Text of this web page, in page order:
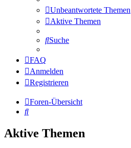
Unbeantwortete Themen
Aktive Themen
Suche
FAQ
Anmelden
Registrieren
Foren-Übersicht
Suche
Aktive Themen